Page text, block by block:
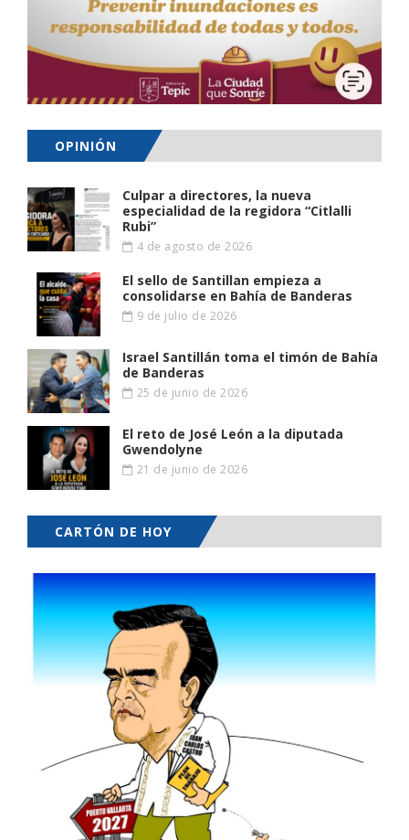
OPINIÓN
Culpar a directores, la nueva
especialidad de la regidora “Citlalli
Rubi”
4 de agosto de 2026
El sello de Santillan empieza a
consolidarse en Bahía de Banderas
9 de julio de 2026
Israel Santillán toma el timón de Bahía
de Banderas
25 de junio de 2026
El reto de José León a la diputada
Gwendolyne
21 de junio de 2026
CARTÓN DE HOY